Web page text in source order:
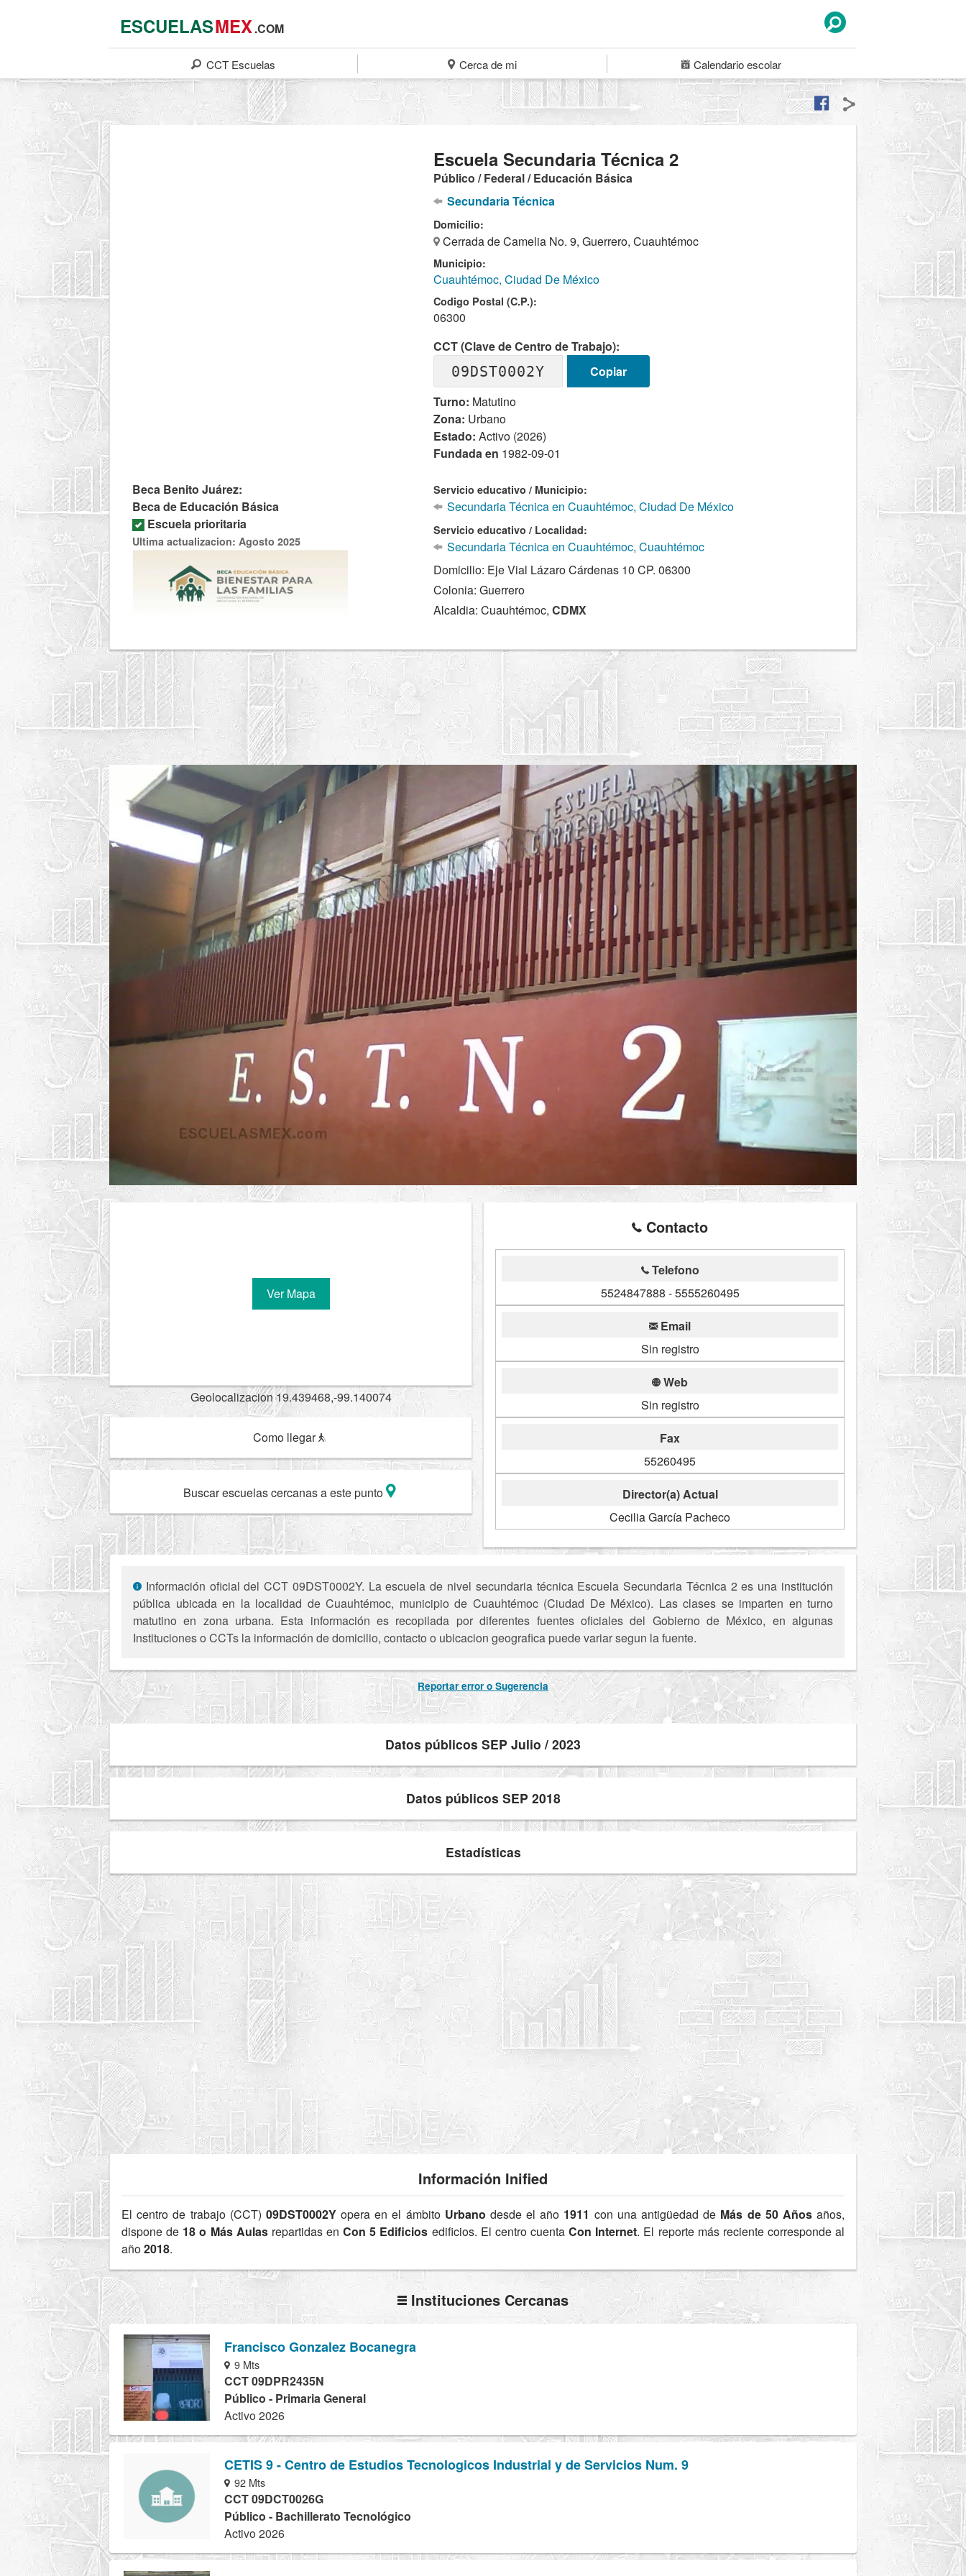
ESCUELASMEX.COM
CCT Escuelas Cerca de mi Calendarioescolar
Escuela Secundaria Técnica 2
Público / Federal / Educación Básica
Secundaria Técnica
Domicilio:
Cerrada de Camelia No. 9, Guerrero, Cuauhtémoc
Municipio:
Cuauhtémoc, Ciudad De México
Codigo Postal (C.P.):
06300
CCT (Clave de Centro de Trabajo):
09DST0002Y
Copiar
Turno: Matutino
Zona: Urbano
Estado: Activo (2026)
Fundada en 1982-09-01
Beca Benito Juárez:
Beca de Educación Básica
Escuela prioritaria
Ultima actualizacion: Agosto 2025
Servicio educativo / Municipio:
Secundaria Técnica en Cuauhtémoc, Ciudad De México
Servicio educativo / Localidad:
Secundaria Técnica en Cuauhtémoc, Cuauhtémoc
Domicilio: Eje Vial Lázaro Cárdenas 10 CP. 06300
Colonia: Guerrero
Alcaldia: Cuauhtémoc,CDMX
Ver Mapa
Geolocalizacion 19.439468,-99.140074
Como llegar
Buscar escuelas cercanas a este punto
Contacto
Telefono
5524847888 - 5555260495
Email
Sin registro
Web
Sin registro
Fax
55260495
Director(a) Actual
Cecilia García Pacheco
Información oficial del CCT 09DST0002Y. La escuela de nivel secundaria técnica Escuela Secundaria Técnica 2 es una institución
pública ubicada en la localidad de Cuauhtémoc, municipio de Cuauhtémoc (Ciudad De México). Las clases se imparten en turno
matutino en zona urbana. Esta información es recopilada por diferentes fuentes oficiales del Gobierno de México, en algunas
Instituciones o CCTs la información de domicilio, contacto o ubicacion geografica puede variar segun la fuente.
Reportar error o Sugerencia
Datos públicos SEP Julio / 2023
Datos públicos SEP 2018
Estadísticas
Información Inified
El centro de trabajo (CCT) 09DST0002Yopera en el ámbito Urbano desde el año 1911 con una antigüedad de Más de 50 Añosaños,
dispone de 18 o Más Aulasrepartidas enCon 5 Edificios edificios. El centro cuentaCon Internet. El reporte más reciente corresponde al
año2018.
Instituciones Cercanas
Francisco Gonzalez Bocanegra
9 Mts
CCT 09DPR2435N
Público - Primaria General
Activo 2026
CETIS 9 - Centro de Estudios Tecnologicos Industrial y de Servicios Num. 9
92 Mts
CCT 09DCT0026G
Público - Bachillerato Tecnológico
Activo 2026